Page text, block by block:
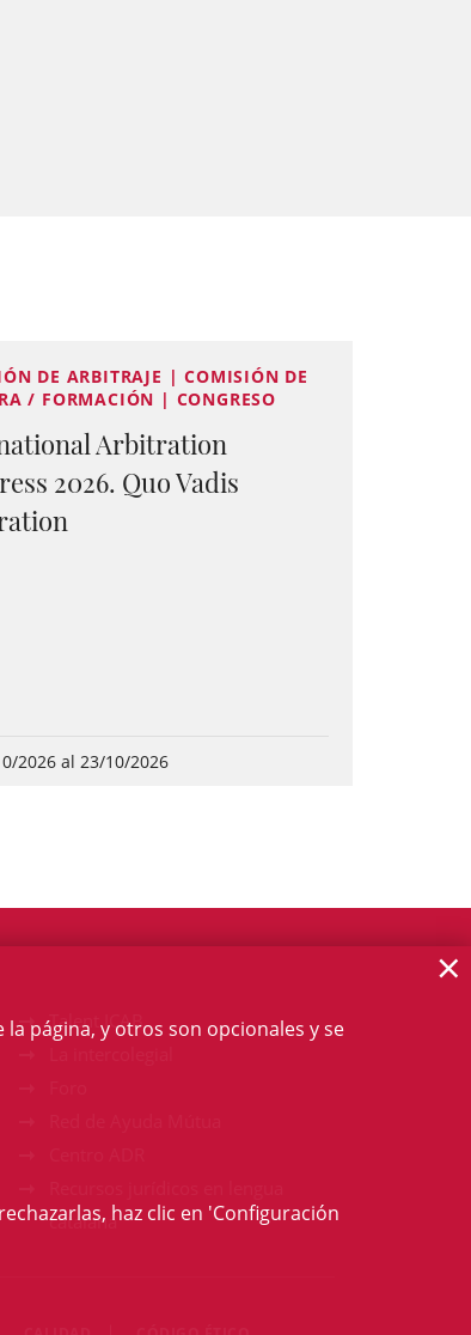
DE ARBITRAJE | COMISIÓN DE
/ FORMACIÓN | CONGRESO
Arbitration
2026. Quo Vadis
2026 al 23/10/2026
Talent ICAB
catalana
página, y otros son opcionales y se
haz clic en 'Configuración
×